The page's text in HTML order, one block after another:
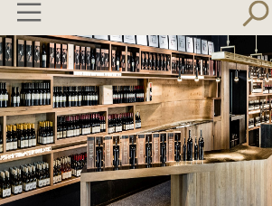
Salta
al
contenuto